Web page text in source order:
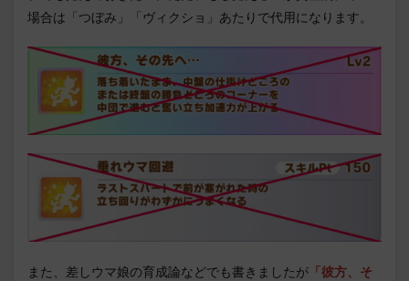
場合は「つぼみ」「ヴィクショ」あたりで代用になります。
また、差しウマ娘の育成論などでも書きましたが 「彼方、そ